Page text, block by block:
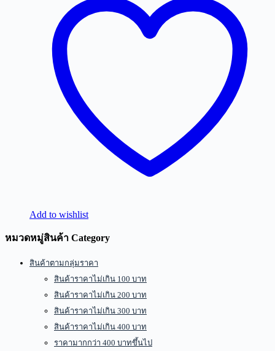
Add to wishlist
หมวดหมู่สินค้า Category
สินค้าตามกลุ่มราคา
สินค้าราคาไม่เกิน 100 บาท
สินค้าราคาไม่เกิน 200 บาท
สินค้าราคาไม่เกิน 300 บาท
สินค้าราคาไม่เกิน 400 บาท
ราคามากกว่า 400 บาทขึ้นไป